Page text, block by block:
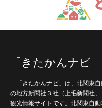
「きたかんナビ
「きたかんナビ」は、北関東
の地方新聞社３社（上毛新聞社
観光情報サイトです。北関東自